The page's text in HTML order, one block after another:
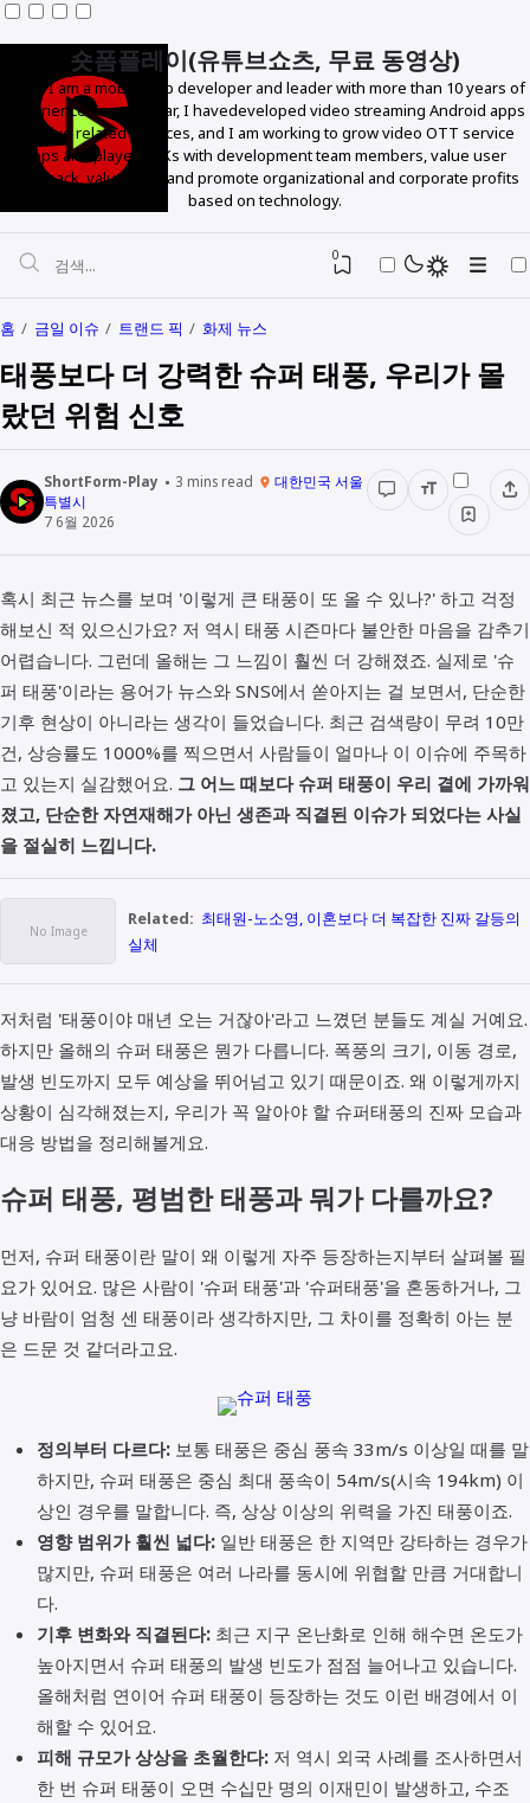
숏폼플레이(유튜브쇼츠, 무료 동영상)
Hello! I am a mobile app developer and leader with more than 10 years of
experience. In particular, I havedeveloped video streaming Android apps
and live related services, and I am working to grow video OTT service
apps and player SDKs with development team members, value user
feedback, value data, and promote organizational and corporate profits
based on technology.
0
홈 금일 이슈 트랜드 픽 화제 뉴스
태풍보다 더 강력한 슈퍼 태풍, 우리가 몰
랐던 위험 신호
ShortForm-Play 3 mins read
대한민국 서울
특별시
7 6월 2026
혹시 최근 뉴스를 보며 '이렇게 큰 태풍이 또 올 수 있나?' 하고 걱정
해보신 적 있으신가요? 저 역시 태풍 시즌마다 불안한 마음을 감추기
어렵습니다. 그런데 올해는 그 느낌이 훨씬 더 강해졌죠. 실제로 '슈
퍼 태풍'이라는 용어가 뉴스와 SNS에서 쏟아지는 걸 보면서, 단순한
기후 현상이 아니라는 생각이 들었습니다. 최근 검색량이 무려 10만
건, 상승률도 1000%를 찍으면서 사람들이 얼마나 이 이슈에 주목하
고 있는지 실감했어요. 그 어느 때보다 슈퍼 태풍이 우리 곁에 가까워
졌고, 단순한 자연재해가 아닌 생존과 직결된 이슈가 되었다는 사실
을 절실히 느낍니다.
Related: 최태원-노소영, 이혼보다 더 복잡한 진짜 갈등의
실체
저처럼 '태풍이야 매년 오는 거잖아'라고 느꼈던 분들도 계실 거예요.
하지만 올해의 슈퍼 태풍은 뭔가 다릅니다. 폭풍의 크기, 이동 경로,
발생 빈도까지 모두 예상을 뛰어넘고 있기 때문이죠. 왜 이렇게까지
상황이 심각해졌는지, 우리가 꼭 알아야 할 슈퍼태풍의 진짜 모습과
대응 방법을 정리해볼게요.
슈퍼 태풍, 평범한 태풍과 뭐가 다를까요?
먼저, 슈퍼 태풍이란 말이 왜 이렇게 자주 등장하는지부터 살펴볼 필
요가 있어요. 많은 사람이 '슈퍼 태풍'과 '슈퍼태풍'을 혼동하거나, 그
냥 바람이 엄청 센 태풍이라 생각하지만, 그 차이를 정확히 아는 분
은 드문 것 같더라고요.
정의부터 다르다:보통 태풍은 중심 풍속 33m/s 이상일 때를 말
하지만, 슈퍼 태풍은 중심 최대 풍속이 54m/s(시속 194km) 이
상인 경우를 말합니다. 즉, 상상 이상의 위력을 가진 태풍이죠.
영향 범위가 훨씬 넓다:일반 태풍은 한 지역만 강타하는 경우가
많지만, 슈퍼 태풍은 여러 나라를 동시에 위협할 만큼 거대합니
다.
기후 변화와 직결된다:최근 지구 온난화로 인해 해수면 온도가
높아지면서 슈퍼 태풍의 발생 빈도가 점점 늘어나고 있습니다.
올해처럼 연이어 슈퍼 태풍이 등장하는 것도 이런 배경에서 이
해할 수 있어요.
피해 규모가 상상을 초월한다:저 역시 외국 사례를 조사하면서
한 번 슈퍼 태풍이 오면 수십만 명의 이재민이 발생하고, 수조